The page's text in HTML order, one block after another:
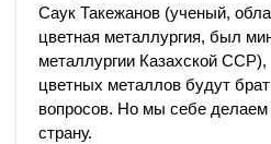
Саук Такежанов (ученый,
цветная металлургия, был
металлургии Казахской
цветных металлов будут
вопросов. Но мы себе
страну.